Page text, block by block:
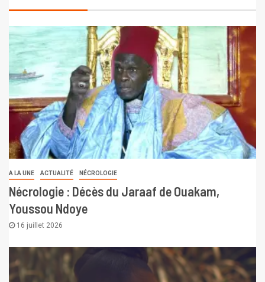
A LA UNE ACTUALITÉ NÉCROLOGIE
Nécrologie : Décès du Jaraaf de Ouakam,
Youssou Ndoye
16 juillet 2026